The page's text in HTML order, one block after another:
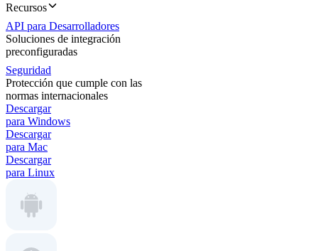
Recursos
API para Desarrolladores
Soluciones de integración
preconfiguradas
Seguridad
Protección que cumple con las
normas internacionales
Descargar
para Windows
Descargar
para Mac
Descargar
para Linux